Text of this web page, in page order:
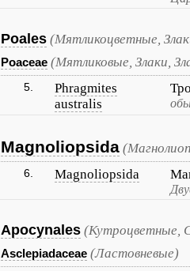
Poales (Мятликоцветные,
Poaceae (Мятликовые, Злаки,
5.
Phragmites
australis
Magnoliopsida
6. Magnoliopsida
Apocynales (Кутроцветные,
Asclepiadaceae (Ластовневые)